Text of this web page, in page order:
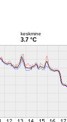
keskmine
3.7 °C